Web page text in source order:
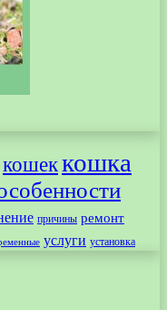
кошеккошка
причины ремонт
услуги установка